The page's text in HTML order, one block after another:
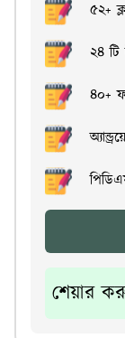
৫২+
২৪
৪০+
শেয়ার